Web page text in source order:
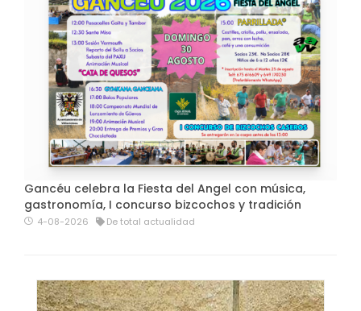
Gancéu celebra la Fiesta del Angel con música,
gastronomía, I concurso bizcochos y tradición
4-08-2026 De total actualidad